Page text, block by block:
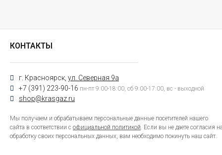
КОНТАКТЫ
г. Красноярск, ул. Северная 9а
+7 (391) 223-90-16 пн-пт 9:00-18:00, сб 9:00-17:00, вс - выходной
shop@krasgaz.ru
Мы получаем и обрабатываем персональные данные посетителей нашего
сайта в соответствии с официальной политикой. Если вы не даете согласия
обработку своих персональных данных, вам необходимо покинуть наш сайт.